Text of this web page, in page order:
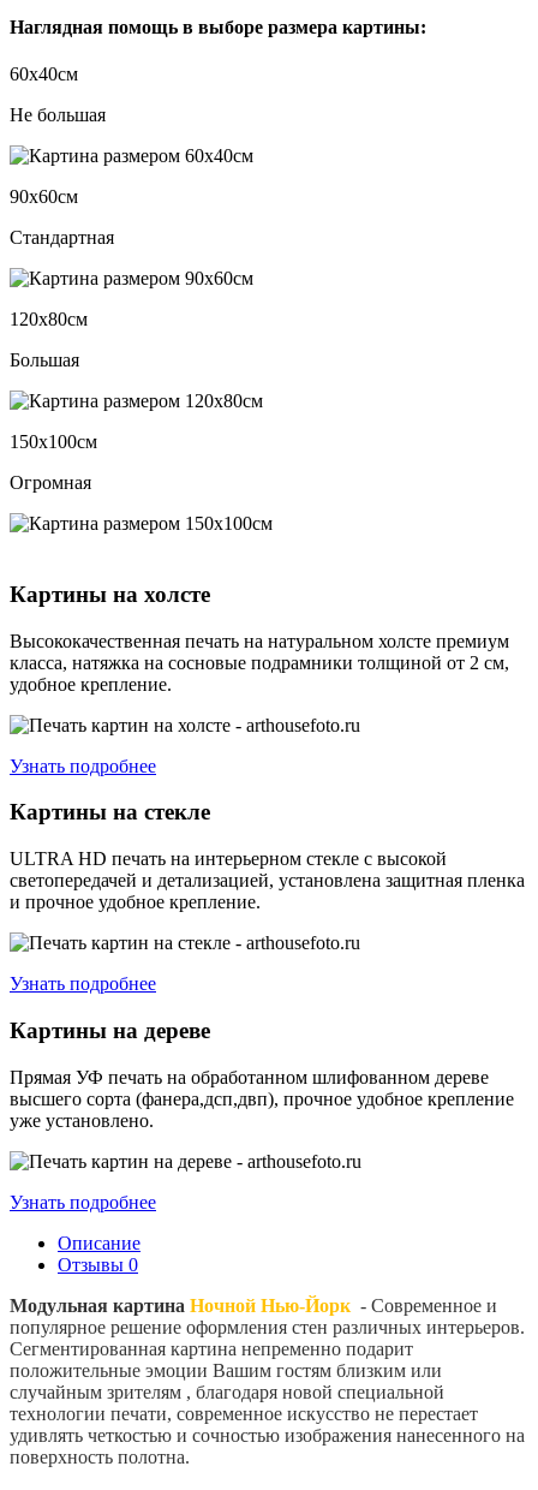
Наглядная помощь в выборе размера картины:
60х40см
Не большая
90х60см
Стандартная
120х80см
Большая
150х100см
Огромная
Картины на холсте
Высококачественная печать на натуральном холсте премиум
класса, натяжка на сосновые подрамники толщиной от 2 см,
удобное крепление.
Узнать подробнее
Картины на стекле
ULTRA HD печать на интерьерном стекле с высокой
светопередачей и детализацией, установлена защитная пленка
и прочное удобное крепление.
Узнать подробнее
Картины на дереве
Прямая УФ печать на обработанном шлифованном дереве
высшего сорта (фанера,дсп,двп), прочное удобное крепление
уже установлено.
Узнать подробнее
Описание
Отзывы 0
Модульная картина Ночной Нью-Йорк - Современное и
популярное решение оформления стен различных интерьеров.
Сегментированная картина непременно подарит
положительные эмоции Вашим гостям близким или
случайным зрителям , благодаря новой специальной
технологии печати, современное искусство не перестает
удивлять четкостью и сочностью изображения нанесенного на
поверхность полотна.